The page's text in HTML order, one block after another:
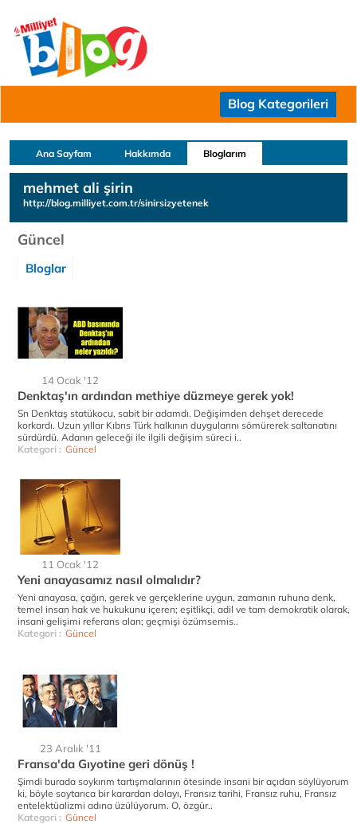
Blog Kategorileri
Ana Sayfam Hakkımda Bloglarım
mehmet ali şirin
http://blog.milliyet.com.tr/sinirsizyetenek
Güncel
Bloglar
14 Ocak '12
Denktaş'ın ardından methiye düzmeye gerek yok!
Sn Denktaş statükocu, sabit bir adamdı. Değişimden dehşet derecede
korkardı. Uzun yıllar Kıbrıs Türk halkının duygularını sömürerek saltanatını
sürdürdü. Adanın geleceği ile ilgili değişim süreci i..
Kategori : Güncel
11 Ocak '12
Yeni anayasamız nasıl olmalıdır?
Yeni anayasa, çağın, gerek ve gerçeklerine uygun, zamanın ruhuna denk,
temel insan hak ve hukukunu içeren; eşitlikçi, adil ve tam demokratik olarak,
insani gelişimi referans alan; geçmişi özümsemis..
Kategori : Güncel
23 Aralık '11
Fransa'da Gıyotine geri dönüş !
Şimdi burada soykırım tartışmalarının ötesinde insani bir açıdan söylüyorum
ki, böyle soytarıca bir karardan dolayı, Fransız tarihi, Fransız ruhu, Fransız
entelektüalizmi adına üzülüyorum. O, özgür..
Kategori : Güncel